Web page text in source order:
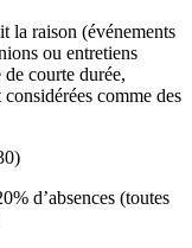
la raison (événements
ou entretiens
courte durée,
comme des
d’absences (toutes